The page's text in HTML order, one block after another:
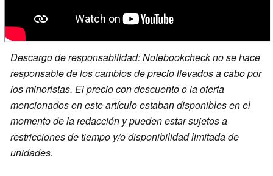
Descargo de responsabilidad: Notebookcheck no se hace
responsable de los cambios de precio llevados a cabo por
los minoristas. El precio con descuento o la oferta
mencionados en este artículo estaban disponibles en el
momento de la redacción y pueden estar sujetos a
restricciones de tiempo y/o disponibilidad limitada de
unidades.